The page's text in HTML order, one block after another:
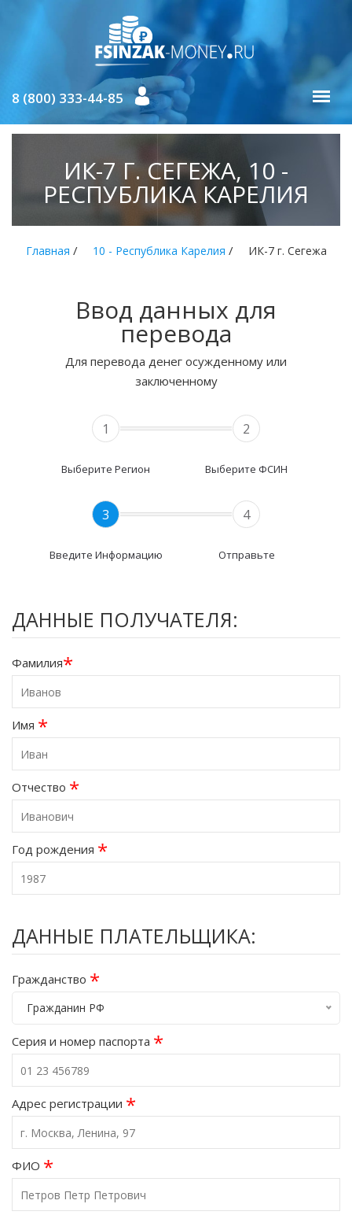
8 (800) 333-44-85
ИК-7 Г. СЕГЕЖА, 10 -
РЕСПУБЛИКА КАРЕЛИЯ
Главная / 10 - Республика Карелия / ИК-7 г. Сегежа
Ввод данных для
перевода
Для перевода денег осужденному или
заключенному
1
Выберите Регион
2
Выберите ФСИН
3
Введите Информацию
4
Отправьте
ДАННЫЕ ПОЛУЧАТЕЛЯ:
Фамилия*
Имя *
Отчество *
Год рождения *
ДАННЫЕ ПЛАТЕЛЬЩИКА:
Гражданство *
Гражданин РФ
Серия и номер паспорта *
Адрес регистрации *
ФИО *